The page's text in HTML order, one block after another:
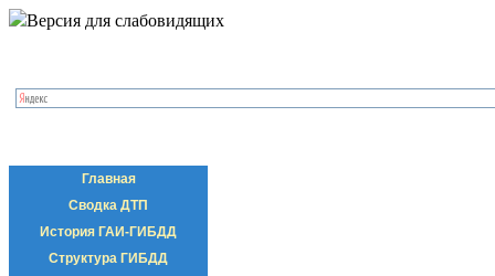
Версия для слабовидящих
Главная
Сводка ДТП
История ГАИ-ГИБДД
Структура ГИБДД